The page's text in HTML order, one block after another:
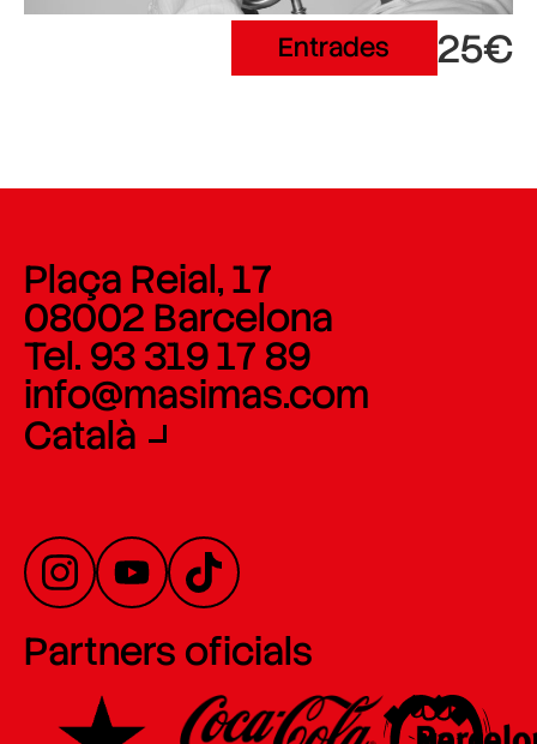
Entrades 25€
Plaça Reial, 17
08002 Barcelona
Tel. 93 319 17 89
info@masimas.com
Català
Partners oficials